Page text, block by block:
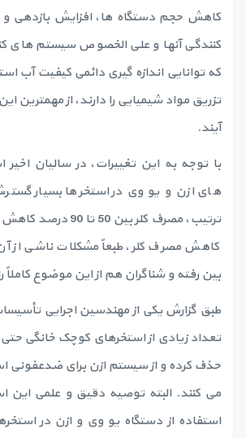
کاهش حجم دستگاه ها، افزایش بازدهی
کنندگی آنها و علی الخصوص سیستم های
که توانایی اندازه گیری دائمی کیفیت آب
تزریق مواد شیمیایی را دارند، از مهمترین
آیند.
با توجه به این تغییرات، در سالیان اخیر
های ازن و یو وی در استخرها بسیار
ترتیب، مصرف کلر بین
کاهش مصرف کلر، طبعاً مشکلات ناشی از آن
بین رفته و شناگران هم از این موضوع
طبق گزارش یکی از مهندسین اجرایی
تعداد زیادی از استخرهای کوچک خانگی حتی
حذف کرده و از سیستم ازن برای ضدعفونی
می کنند. البته توصیه دقیق و علمی این
استفاده از دستگاه یو وی و ازن در